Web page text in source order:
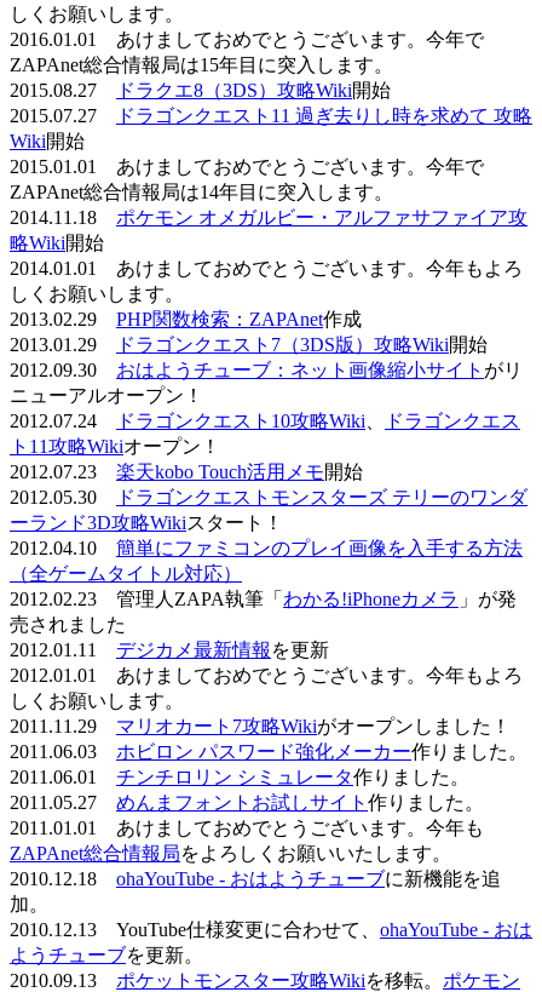
しくお願いします。
2016.01.01 あけましておめでとうございます。今年で
ZAPAnet総合情報局は15年目に突入します。
2015.08.27
ドラクエ8（3DS）攻略Wiki開始
2015.07.27
ドラゴンクエスト11 過ぎ去りし時を求めて 攻略
Wiki開始
2015.01.01 あけましておめでとうございます。今年で
ZAPAnet総合情報局は14年目に突入します。
2014.11.18 ポケモン オメガルビー・アルファサファイア攻
略Wiki開始
2014.01.01 あけましておめでとうございます。今年もよろ
しくお願いします。
2013.02.29 PHP関数検索：ZAPAnet作成
2013.01.29
ドラゴンクエスト7（3DS版）攻略Wiki開始
2012.09.30 おはようチューブ：ネット画像縮小サイト がリ
ニューアルオープン！
2012.07.24
ドラゴンクエスト10攻略Wiki
ドラゴンクエス
ト11攻略Wikiオープン！
2012.07.23 楽天kobo Touch活用メモ開始
2012.05.30
ドラゴンクエストモンスターズ テリーのワンダ
ーランド3D攻略Wikiスタート！
2012.04.10 簡単にファミコンのプレイ画像を入手する方法
（全ゲームタイトル対応）
2012.02.23 管理人ZAPA執筆「 わかる!iPhoneカメラ 」が発
売されました
2012.01.11 デジカメ最新情報 を更新
2012.01.01 あけましておめでとうございます。今年もよろ
しくお願いします。
2011.11.29 マリオカート7攻略Wikiがオープンしました！
2011.06.03 ホビロン パスワード強化メーカー作りました。
2011.06.01 チンチロリン シミュレータ作りました。
2011.05.27 めんまフォントお試しサイト 作りました。
2011.01.01 あけましておめでとうございます。今年も
ZAPAnet総合情報局をよろしくお願いいたします。
2010.12.18 ohaYouTube - おはようチューブに新機能を追
加。
2010.12.13 YouTube仕様変更に合わせて、 ohaYouTube - おは
ようチューブを更新。
2010.09.13 ポケットモンスター攻略Wikiを移転。 ポケモン